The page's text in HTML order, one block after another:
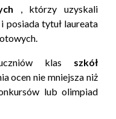
, którzy uzyskali
posiada tytuł laureata
klas szkół
ocen nie mniejsza niż
lub olimpiad